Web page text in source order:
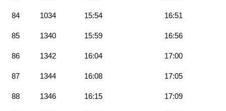
84 1034 15:54 16:51
85 1340 15:59 16:56
86 1342 16:04 17:00
87 1344 16:08 17:05
88 1346 16:15 17:09